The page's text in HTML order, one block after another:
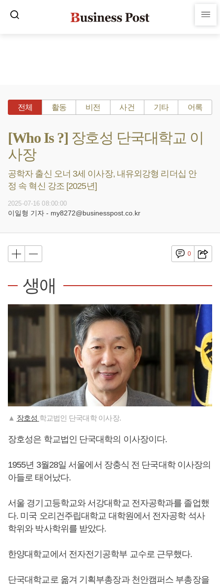
전체 활동 비전 사건 기타 어록
[Who Is ?] 장호성 단국대학교 이
사장
공학자 출신 오너 3세 이사장, 내유외강형 리더십 안
정 속 혁신 강조 [2025년]
2025-07-16 08:00:00
이일형 기자 - my8272@businesspost.co.kr
0
생애
▲ 장호성 학교법인 단국대학 이사장.
장호성은 학교법인 단국대학의 이사장이다.
1955년 3월28일 서울에서 장충식 전 단국대학 이사장의
아들로 태어났다.
서울 경기고등학교와 서강대학교 전자공학과를 졸업했
다. 미국 오리건주립대학교 대학원에서 전자공학 석사
학위와 박사학위를 받았다.
한양대학교에서 전자전기공학부 교수로 근무했다.
단국대학교로 옮겨 기획부총장과 천안캠퍼스 부총장을